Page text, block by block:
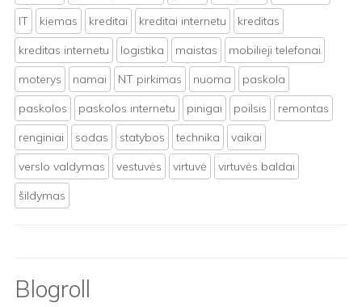
IT
kiemas kreditai kreditai internetu
kreditas
kreditas internetu
logistika maistas
mobilieji telefonai
moterys
namai NT pirkimas nuoma
paskola
paskolos
paskolos internetu pinigai poilsis
remontas
renginiai
sodas statybos technika
vaikai
verslo valdymas
vestuvės virtuvė
virtuvės baldai
šildymas
Blogroll